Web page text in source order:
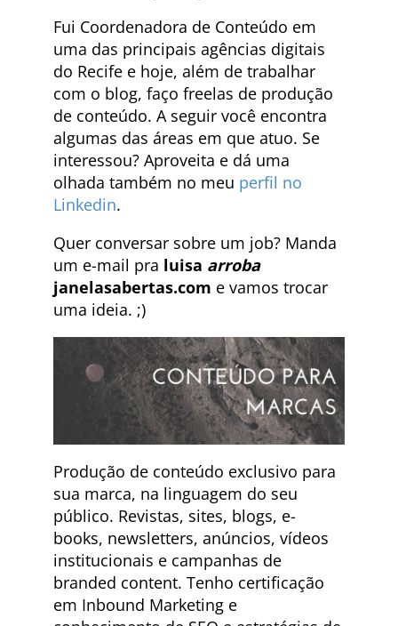
Fui Coordenadora de Conteúdo em
uma das principais agências digitais
do Recife e hoje, além de trabalhar
com o blog, faço freelas de produção
de conteúdo. A seguir você encontra
algumas das áreas em que atuo. Se
interessou? Aproveita e dá uma
olhada também no meu perfil no
Linkedin.
Quer conversar sobre um job? Manda
um e-mail pra luisa arroba
janelasabertas.com e vamos trocar
uma ideia. ;)
Produção de conteúdo exclusivo para
sua marca, na linguagem do seu
público. Revistas, sites, blogs, e-
books, newsletters, anúncios, vídeos
institucionais e campanhas de
branded content. Tenho certificação
em Inbound Marketing e